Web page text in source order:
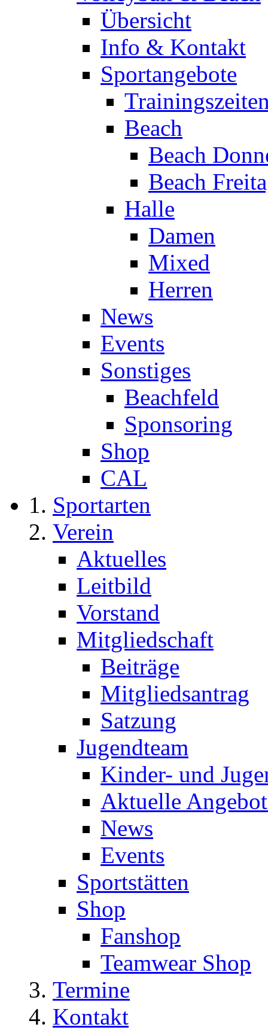
Übersicht
Info & Kontakt
Sportangebote
Beach
Beach
Beach
Halle
Damen
Mixed
Herren
News
Events
Sonstiges
Beachfeld
Sponsoring
Shop
CAL
Sportarten
Verein
Aktuelles
Leitbild
Vorstand
Mitgliedschaft
Beiträge
Mitgliedsantrag
Satzung
Jugendteam
Kinder- und
Aktuelle
News
Events
Sportstätten
Shop
Fanshop
Teamwear Shop
Termine
Kontakt